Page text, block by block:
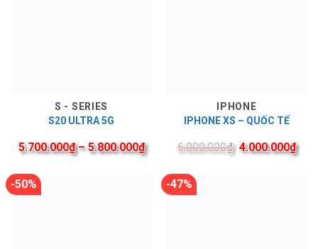
S - SERIES
S20 ULTRA 5G
5.700.000₫–5.800.000₫
IPHONE
IPHONE XS – QUỐC TẾ
6.000.000₫ 4.000.000₫
-50% -47%